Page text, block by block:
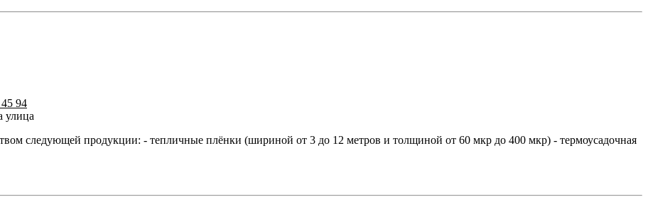
94
улица
следующей продукции: - тепличные плёнки (шириной от 3 до 12 метров и толщиной от 60 мкр до 400 мкр) - термоусадочная